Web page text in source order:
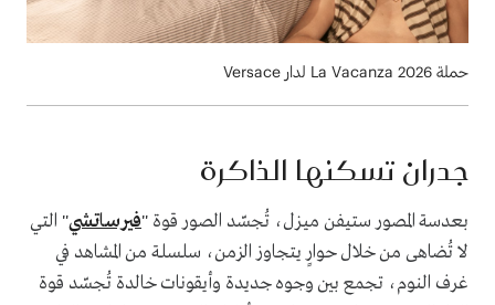
حملة ‏La Vacanza 2026‎‏ لدار Versace‏ ‏
جدران تسكنها الذاكرة
بعدسة المصور ستيفن ميزل، تُجسّد الصور قوة "فيرساتشي" التي
لا تُضاهى من خلال حوارٍ يتجاوز الزمن، سلسلة من المشاهد في
غرف النوم، تجمع بين وجوه جديدة وأيقونات خالدة تُجسّد قوة